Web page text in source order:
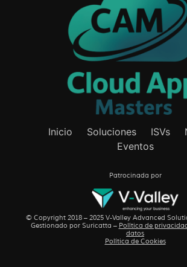
Inicio Soluciones ISVs
Eventos
Patrocinada por
© Copyright 2018 – 2025 V-Valley Advanced
Gestionado por Suricatta – Política de
datos
Política de Cookies